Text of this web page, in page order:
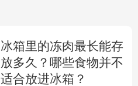
冰箱里的冻肉最长能存
放多久？哪些食物并不
适合放进冰箱？